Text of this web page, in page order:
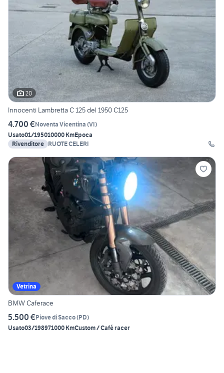
20
Innocenti Lambretta C 125 del 1950 C125
4.700 €Noventa Vicentina (VI)
Usato01/195010000 KmEpoca
Rivenditore RUOTE CELERI
Vetrina
BMW Caferace
5.500 €Piove di Sacco(PD)
Usato03/198971000 KmCustom / Café racer